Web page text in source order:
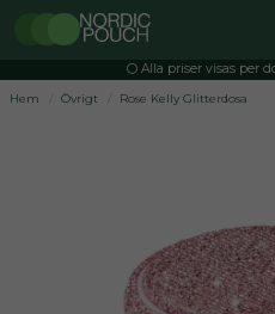
⚪️ Alla priser visas per
Hem
Övrigt Rose Kelly Glitterdosa